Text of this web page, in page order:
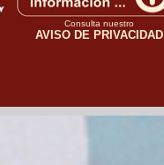
Consulta nuestro
AVISO DE PRIVACIDAD